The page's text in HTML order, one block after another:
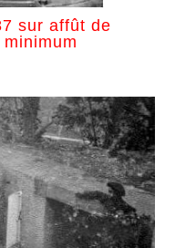
sur affût de